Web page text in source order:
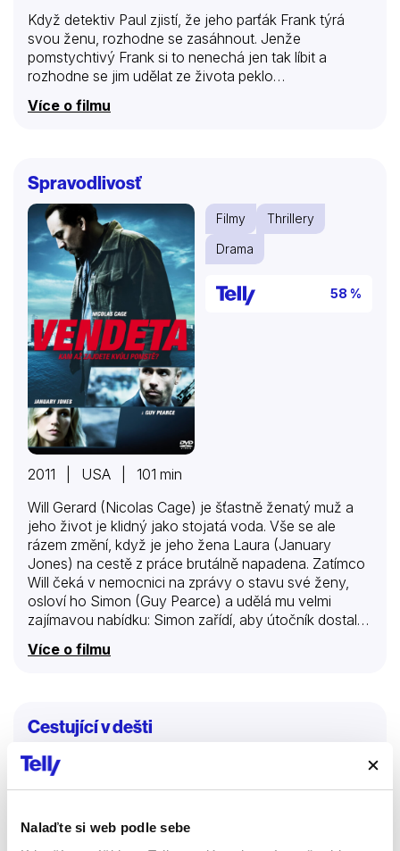
Nalaďte si web podle sebe
Když detektiv Paul zjistí, že jeho parťák Frank týrá
svou ženu, rozhodne se zasáhnout. Jenže
pomstychtivý Frank si to nenechá jen tak líbit a
rozhodne se jim udělat ze života peklo…
Více o filmu
Spravodlivosť
Filmy
Thrillery
Drama
58 %
2011 | USA | 101 min
Will Gerard (Nicolas Cage) je šťastně ženatý muž a
jeho život je klidný jako stojatá voda. Vše se ale
rázem změní, když je jeho žena Laura (January
Jones) na cestě z práce brutálně napadena. Zatímco
Will čeká v nemocnici na zprávy o stavu své ženy,
osloví ho Simon (Guy Pearce) a udělá mu velmi
zajímavou nabídku: Simon zařídí, aby útočník dostal
prokáže laskavost. Rozrušený a trpící žalem souhlasí
uvědomuje, že jeho usilování o spravedlnost by
Více o filmu
Cestující v dešti
Drama